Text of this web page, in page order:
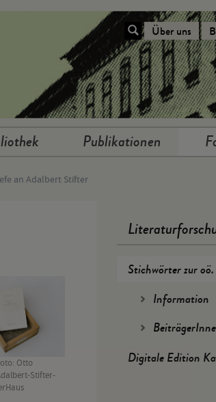
Navigation Über
Über uns
Publikationen
an Adalbert Stifter
Otto
Stifter-
Stichwörter zur
Information
Digitale Edition